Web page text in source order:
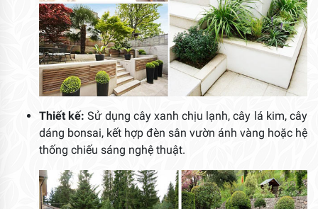
Thiết kế: Sử dụng cây xanh chịu lạnh, cây lá kim, cây
dáng bonsai, kết hợp đèn sân vườn ánh vàng hoặc hệ
thống chiếu sáng nghệ thuật.